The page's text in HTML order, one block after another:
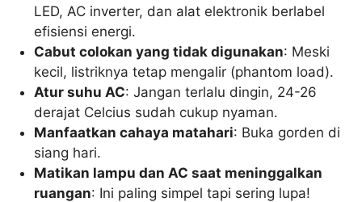
LED, AC inverter, dan alat elektronik berlabel
efisiensi energi.
Cabut colokan yang tidak digunakan: Meski
kecil, listriknya tetap mengalir (phantom load).
Atur suhu AC: Jangan terlalu dingin, 24-26
derajat Celcius sudah cukup nyaman.
Manfaatkan cahaya matahari: Buka gorden di
siang hari.
Matikan lampu dan AC saat meninggalkan
ruangan: Ini paling simpel tapi sering lupa!